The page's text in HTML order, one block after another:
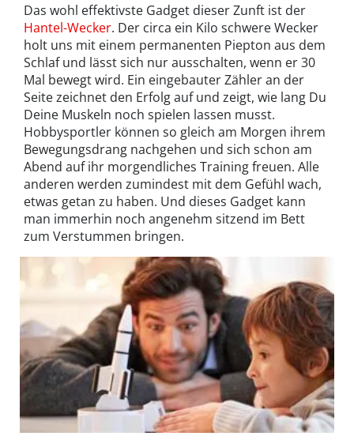
Das wohl effektivste Gadget dieser Zunft ist der
Hantel-Wecker. Der circa ein Kilo schwere Wecker
holt uns mit einem permanenten Piepton aus dem
Schlaf und lässt sich nur ausschalten, wenn er 30
Mal bewegt wird. Ein eingebauter Zähler an der
Seite zeichnet den Erfolg auf und zeigt, wie lang Du
Deine Muskeln noch spielen lassen musst.
Hobbysportler können so gleich am Morgen ihrem
Bewegungsdrang nachgehen und sich schon am
Abend auf ihr morgendliches Training freuen. Alle
anderen werden zumindest mit dem Gefühl wach,
etwas getan zu haben. Und dieses Gadget kann
man immerhin noch angenehm sitzend im Bett
zum Verstummen bringen.